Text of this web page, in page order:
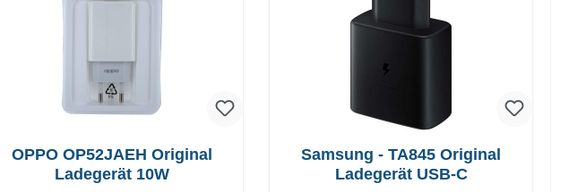
OPPO OP52JAEH Original
Ladegerät 10W
Samsung - TA845 Original
Ladegerät USB-C